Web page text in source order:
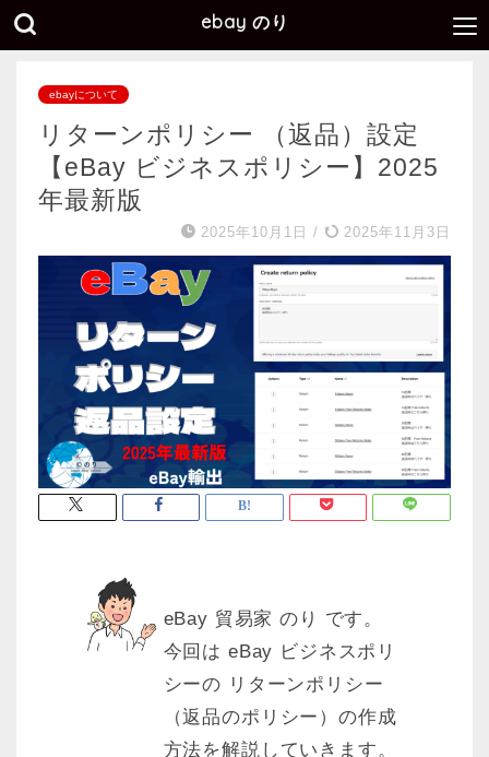
ebay のり
ebayについて
リターンポリシー （返品）設定
【eBay ビジネスポリシー】2025
年最新版
2025年10月1日 / 2025年11月3日
eBay 貿易家 のり です。
今回は eBay ビジネスポリ
シーの リターンポリシー
（返品のポリシー）の作成
方法を解説していきます。